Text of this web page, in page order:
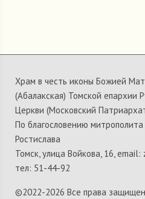
Храм в честь иконы Божией
(Абалакская) Томской епархии
Церкви (Московский
По благословению митрополита
Ростислава
Томск, улица Войкова, 16,
тел: 51-44-92
©2022-2026 Все права